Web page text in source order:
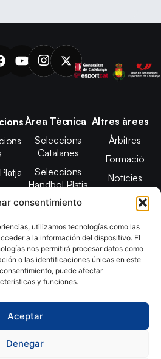
consentimiento
utilizamos tecnologías como las
a la información del dispositivo. El
nos permitirá procesar datos como
o las identificaciones únicas en este
puede afectar
y funciones.
Aceptar
Denegar
Àrea Tècnica
Seleccions
Catalanes
Seleccions
Handbol Platja
Tecnificació
CATH
Promoció
Altres àrees
Àrbitres
Formació
Notícies
Adreces de
contacte
Catalana d´Handbol. Desarrollado
porTOOOLS